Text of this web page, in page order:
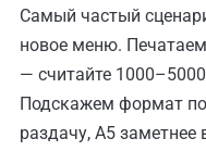
Самый частый
новое меню.
— считайте
Подскажем формат
раздачу, А5